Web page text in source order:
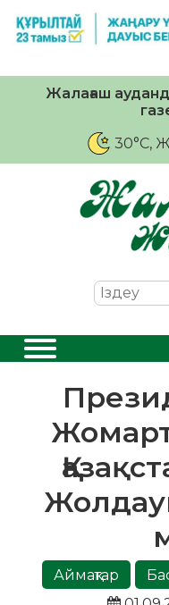
Жалағаш
30°C,
Аймақтар